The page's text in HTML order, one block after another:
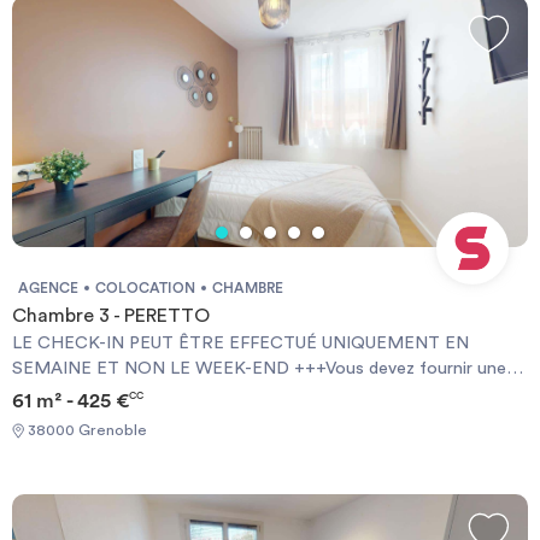
AGENCE COLOCATION CHAMBRE
Chambre 3 - PERETTO
LE CHECK-IN PEUT ÊTRE EFFECTUÉ UNIQUEMENT EN
SEMAINE ET NON LE WEEK-END +++Vous devez fournir une
Garantie Visale obligatoirement et une assurance habitation+++
[ENG] CHECK-IN CAN ONLY BE DONE ON WEEKDAYS AND
NOT AT WEEKENDS +++You must provide a Visale Guarantee
61 m² - 425 €CC
38000 Grenoble